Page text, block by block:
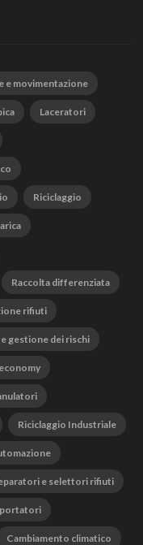
e movimentazione
Laceratori
Riciclaggio
Raccolta differenziata
rifiuti
gestione dei rischi
Riciclaggio Industriale
e selettori rifiuti
Cambiamento climatico